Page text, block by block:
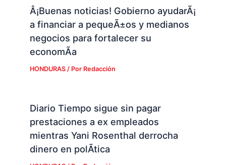
Â¡Buenas noticias! Gobierno ayudarÃ¡
a financiar a pequeÃ±os y medianos
negocios para fortalecer su
economÃ­a
HONDURAS/ Por Redacción
Diario Tiempo sigue sin pagar
prestaciones a ex empleados
mientras Yani Rosenthal derrocha
dinero en polÃ­tica